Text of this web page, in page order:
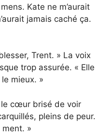
Kate ne m’aurait
jamais caché ça.
Trent. » La voix
trop assurée. « Elle
mieux. »
cœur brisé de voir
pleins de peur.
ment. »